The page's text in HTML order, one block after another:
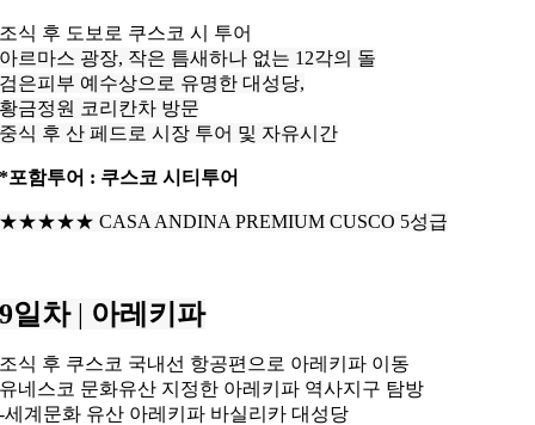
조식 후 도보로 쿠스코 시 투어
아르마스 광장, 작은 틈새하나 없는 12각의 돌
검은피부 예수상으로 유명한 대성당,
황금정원 코리칸차 방문
중식 후 산 페드로 시장 투어 및 자유시간
*포함투어 : 쿠스코 시티투어
★★★★★ CASA ANDINA PREMIUM CUSCO 5성급
9일차 | 아레키파
조식 후 쿠스코 국내선 항공편으로 아레키파 이동
유네스코 문화유산 지정한 아레키파 역사지구 탐방
-세계문화 유산 아레키파 바실리카 대성당